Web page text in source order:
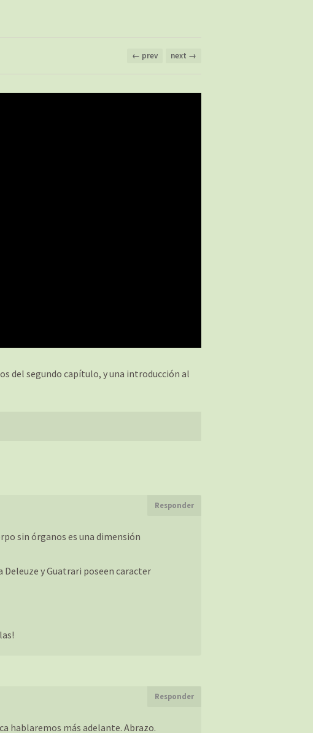
← prev next →
del segundo capítulo, y una introducción al
Responder
sin órganos es una dimensión
Deleuze y Guatrari poseen caracter
Responder
hablaremos más adelante. Abrazo.